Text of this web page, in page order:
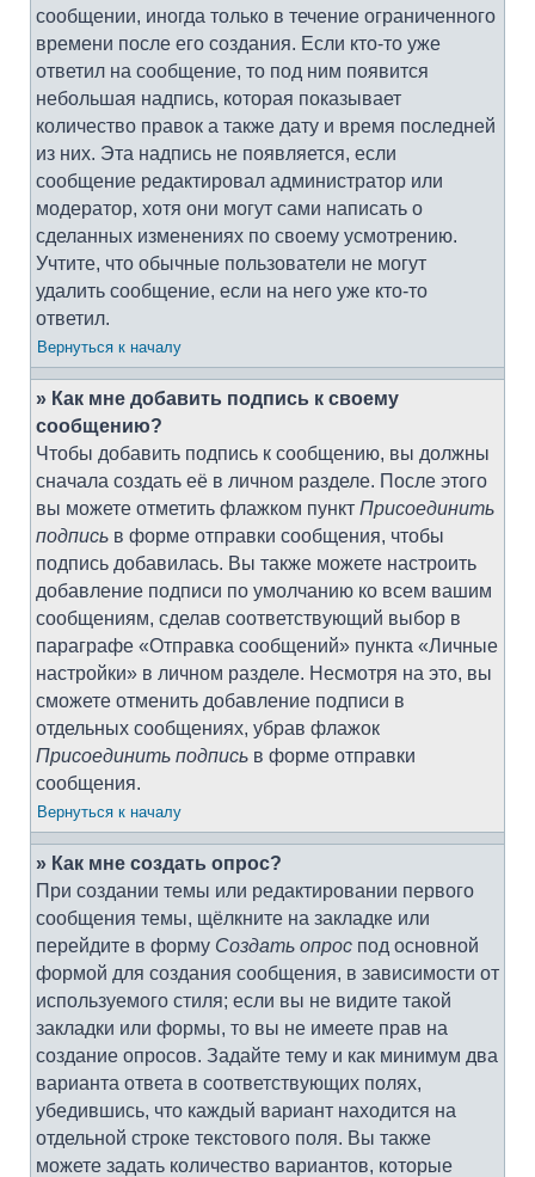
сообщении, иногда только в течение ограниченного
времени после его создания. Если кто-то уже
ответил на сообщение, то под ним появится
небольшая надпись, которая показывает
количество правок а также дату и время последней
из них. Эта надпись не появляется, если
сообщение редактировал администратор или
модератор, хотя они могут сами написать о
сделанных изменениях по своему усмотрению.
Учтите, что обычные пользователи не могут
удалить сообщение, если на него уже кто-то
ответил.
Вернуться к началу
» Как мне добавить подпись к своему
сообщению?
Чтобы добавить подпись к сообщению, вы должны
сначала создать её в личном разделе. После этого
вы можете отметить флажком пункт Присоединить
подпись в форме отправки сообщения, чтобы
подпись добавилась. Вы также можете настроить
добавление подписи по умолчанию ко всем вашим
сообщениям, сделав соответствующий выбор в
параграфе «Отправка сообщений» пункта «Личные
настройки» в личном разделе. Несмотря на это, вы
сможете отменить добавление подписи в
отдельных сообщениях, убрав флажок
Присоединить подпись в форме отправки
сообщения.
Вернуться к началу
» Как мне создать опрос?
При создании темы или редактировании первого
сообщения темы, щёлкните на закладке или
перейдите в форму Создать опрос под основной
формой для создания сообщения, в зависимости от
используемого стиля; если вы не видите такой
закладки или формы, то вы не имеете прав на
создание опросов. Задайте тему и как минимум два
варианта ответа в соответствующих полях,
убедившись, что каждый вариант находится на
отдельной строке текстового поля. Вы также
можете задать количество вариантов, которые